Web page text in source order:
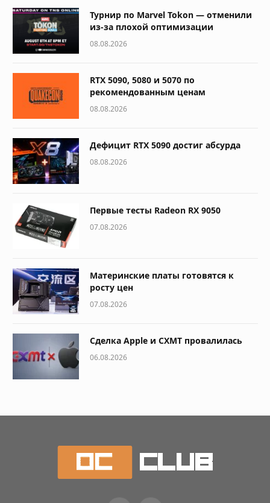
Турнир по Marvel Tokon — отменили
из-за плохой оптимизации
08.08.2026
RTX 5090, 5080 и 5070 по
рекомендованным ценам
08.08.2026
Дефицит RTX 5090 достиг абсурда
08.08.2026
Первые тесты Radeon RX 9050
07.08.2026
Материнские платы готовятся к
росту цен
07.08.2026
Сделка Apple и CXMT провалилась
06.08.2026